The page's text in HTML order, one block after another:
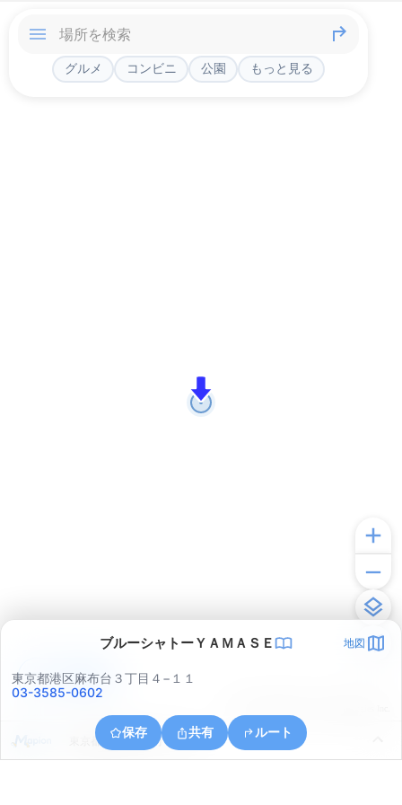
グルメ コンビニ 公園 もっと見る
ブルーシャトーＹＡＭＡＳＥ 地図
東京都港区麻布台３丁目４−１１
03-3585-0602
保存 共有 ルート
東京都港区芝浦１丁目１６
アプリで見る